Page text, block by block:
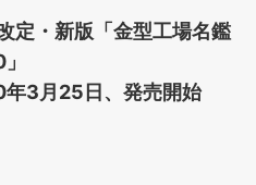
定・新版「金型工場名鑑
3月25日、発売開始